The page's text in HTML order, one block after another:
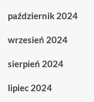
październik 2024
wrzesień 2024
sierpień 2024
lipiec 2024